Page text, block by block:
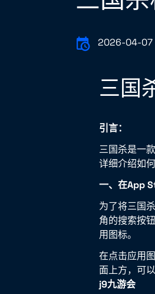
2026-04-07
三国
引言：
三国杀是一
详细介绍如
一、在App
为了将三国
角的搜索按
用图标。
在点击应用
面上方，可
j9九游会